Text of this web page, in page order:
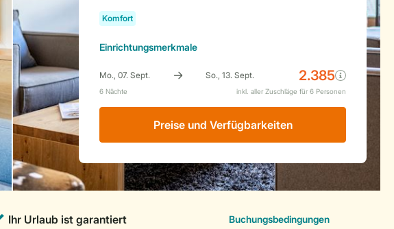
Einrichtungsmerkmale
Preise und Verfügbarkeiten